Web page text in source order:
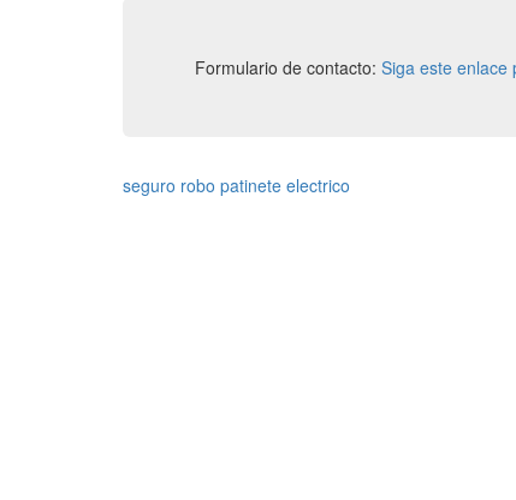
Formulario de contacto: Siga este enlace
seguro robo patinete electrico